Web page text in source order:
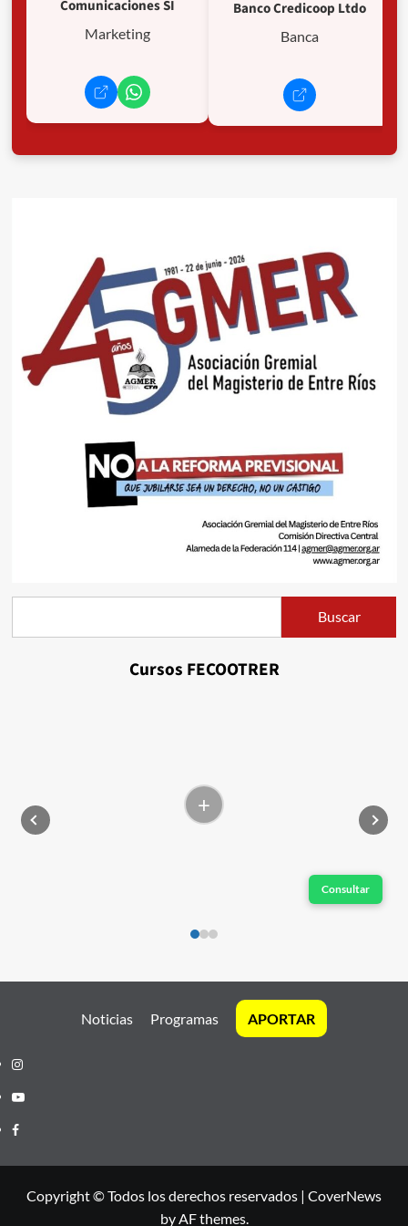
Comunicaciones SI
Marketing
Banco Credicoop Ltdo
Banca
Buscar
Cursos FECOOTRER
+
Consultar
Noticias Programas APORTAR
Instagram
Youtube
Facebook
Copyright © Todos los derechos reservados | CoverNews
by AF themes.